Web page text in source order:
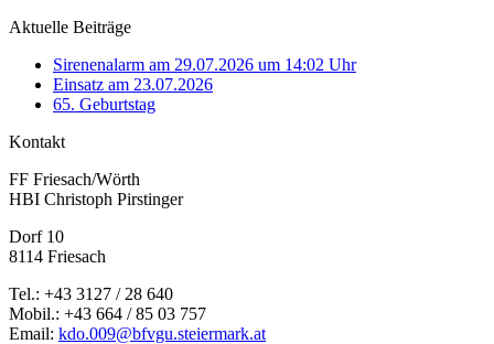
Aktuelle Beiträge
Sirenenalarm am 29.07.2026 um 14:02 Uhr
Einsatz am 23.07.2026
65. Geburtstag
Kontakt
FF Friesach/Wörth
HBI Christoph Pirstinger
Dorf 10
8114 Friesach
Tel.: +43 3127 / 28 640
Mobil.: +43 664 / 85 03 757
Email: kdo.009@bfvgu.steiermark.at